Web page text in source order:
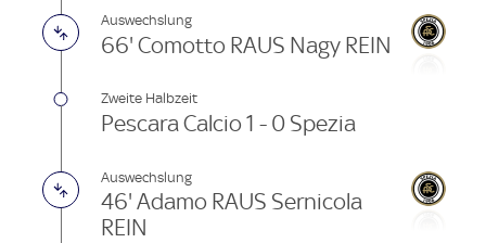
Auswechslung
66' Comotto RAUS Nagy REIN
Zweite Halbzeit
Pescara Calcio 1 - 0 Spezia
Auswechslung
46' Adamo RAUS Sernicola
REIN